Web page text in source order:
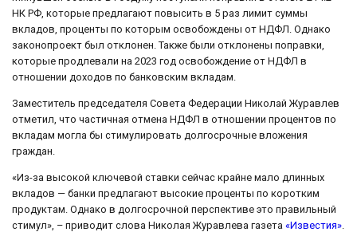
НК РФ, которые предлагают повысить в 5 раз лимит суммы
вкладов, проценты по которым освобождены от НДФЛ. Однако
законопроект был отклонен. Также были отклонены поправки,
которые продлевали на 2023 год освобождение от НДФЛ в
отношении доходов по банковским вкладам.
Заместитель председателя Совета Федерации Николай Журавлев
отметил, что частичная отмена НДФЛ в отношении процентов по
вкладам могла бы стимулировать долгосрочные вложения
граждан.
«Из-за высокой ключевой ставки сейчас крайне мало длинных
вкладов — банки предлагают высокие проценты по коротким
продуктам. Однако в долгосрочной перспективе это правильный
стимул», – приводит слова Николая Журавлева газета «Известия»